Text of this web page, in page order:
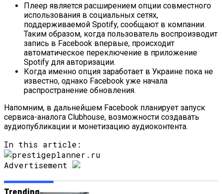
Плеер является расширением опции совместного
использования в социальных сетях,
поддерживаемой Spotify, сообщают в компании.
Таким образом, когда пользователь воспроизводит
запись в Facebook впервые, происходит
автоматическое переключение в приложение
Spotify для авторизации.
Когда именно опция заработает в Украине пока не
известно, однако Facebook уже начала
распространение обновления.
Напомним, в дальнейшем Facebook планирует запуск
сервиса-аналога Clubhouse, возможности создавать
аудиопубликации и монетизацию аудиоконтента.
In this article:
Advertisement
Trending